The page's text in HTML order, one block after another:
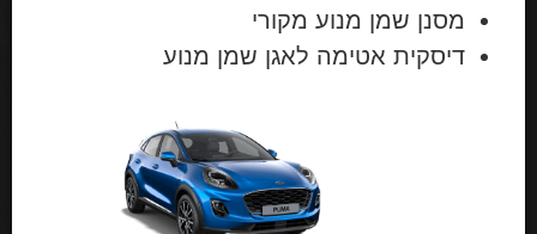
מסנן שמן מנוע מקורי
דיסקית אטימה לאגן שמן מנוע